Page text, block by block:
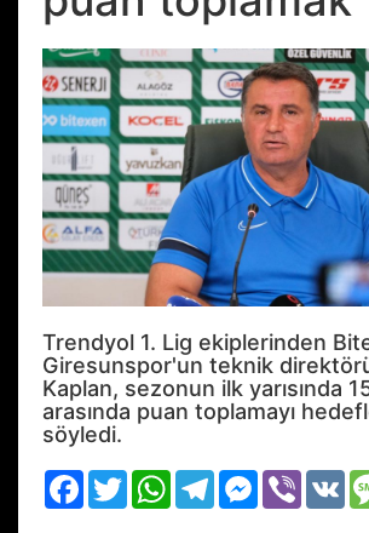
Trendyol 1. Lig ekiplerinden
Giresunspor'un teknik
Kaplan, sezonun ilk yarısında
arasında puan toplamayı
söyledi.
Facebook
TwitterWhatsAppTelegramMessenger
Viber VK